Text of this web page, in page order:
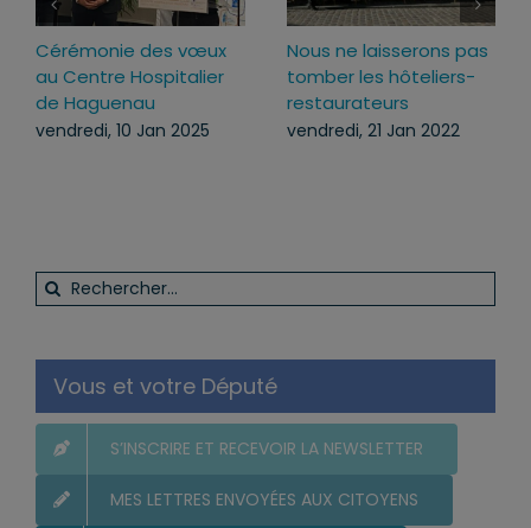
Nous ne laisserons pas
tomber les hôteliers-
restaurateurs
vendredi, 21 Jan 2022
Inauguration du groupe
scolaire et périscolaire
“Les Coquelicots” à
Mommenheim
Rechercher:
Vous et votre Député
S’INSCRIRE ET RECEVOIR LA NEWSLETTER
MES LETTRES ENVOYÉES AUX CITOYENS